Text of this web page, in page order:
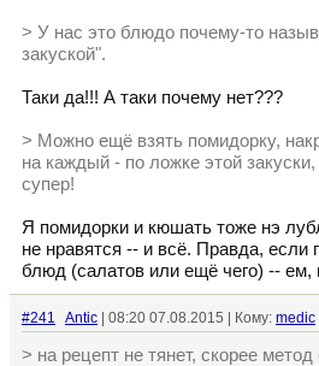
> У нас это блюдо почему-то
закуской".
Таки да!!! А таки почему нет???
> Можно ещё взять помидорку,
на каждый - по ложке этой
супер!
Я помидорки и кюшать тоже нэ
не нравятся -- и всё. Правда, если
блюд (салатов или ещё чего) -- ем,
#241 Antic | 08:20 07.08.2015 | Кому: medic
> на рецепт не тянет, скорее